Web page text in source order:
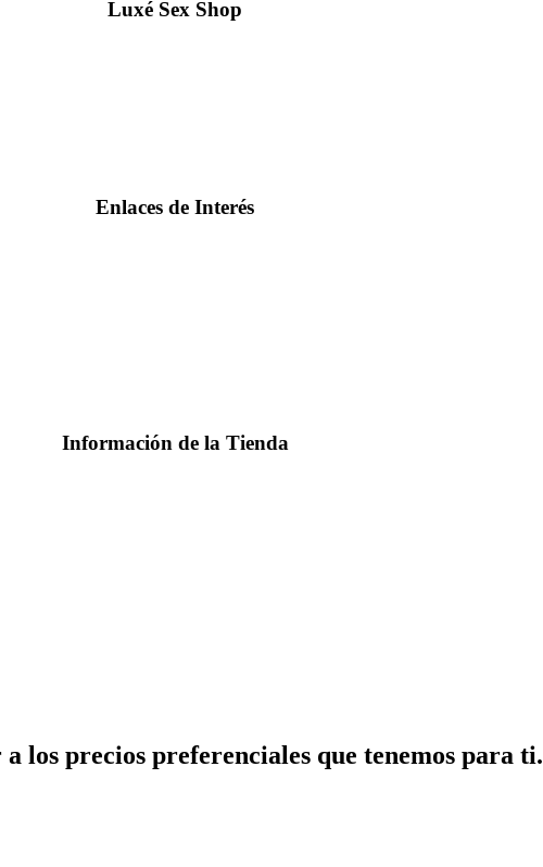
Luxé Sex Shop
Enlaces de Interés
Información de la Tienda
los precios preferenciales que tenemos para ti.